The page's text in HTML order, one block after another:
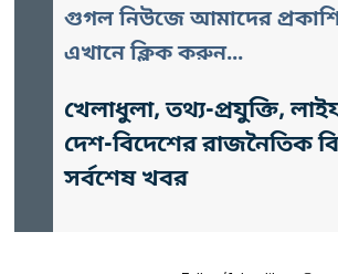
গুগল নিউজে আমাদের
এখানে ক্লিক করুন...
খেলাধুলা, তথ্য-প্রযুক্তি,
দেশ-বিদেশের রাজনৈতিক
সর্বশেষ খবর